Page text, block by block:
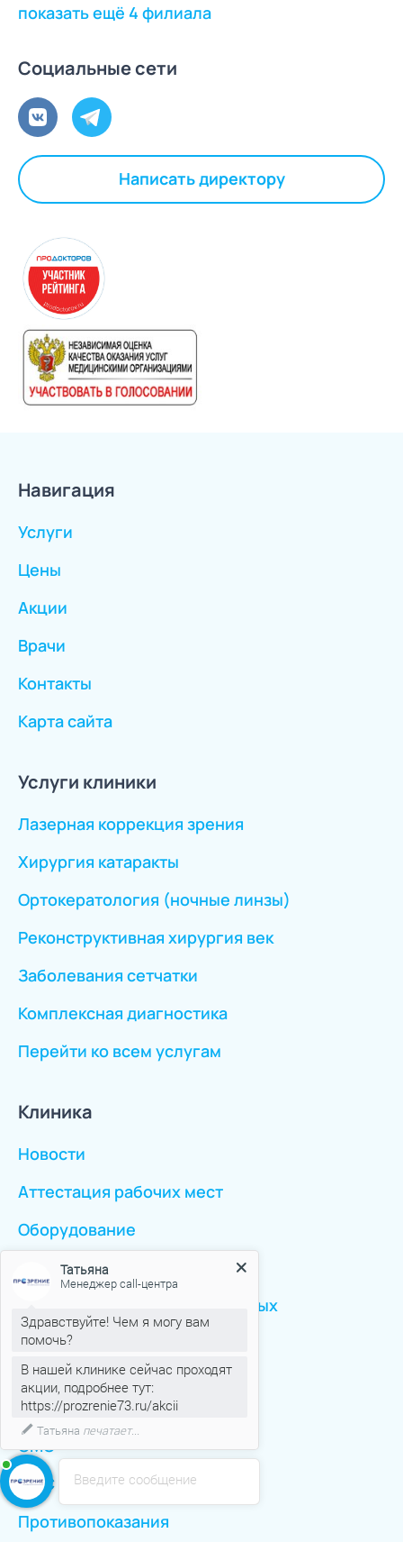
показать ещё 4 филиала
Социальные сети
Написать директору
Навигация
Услуги
Цены
Акции
Врачи
Контакты
Карта сайта
Услуги клиники
Лазерная коррекция зрения
Хирургия катаракты
Ортокератология (ночные линзы)
Реконструктивная хирургия век
Заболевания сетчатки
Комплексная диагностика
Перейти ко всем услугам
Клиника
Новости
Аттестация рабочих мест
Оборудование
Отзывы
Политика персональных данных
Пациентам
Статьи
ОМС
ОМС Иногородние
Противопоказания
Введите сообщение
Татьяна
Менеджер call-центра
Здравствуйте! Чем я могу вам
помочь?
В нашей клинике сейчас проходят
акции, подробнее тут:
https://prozrenie73.ru/akcii
Татьяна печатает...